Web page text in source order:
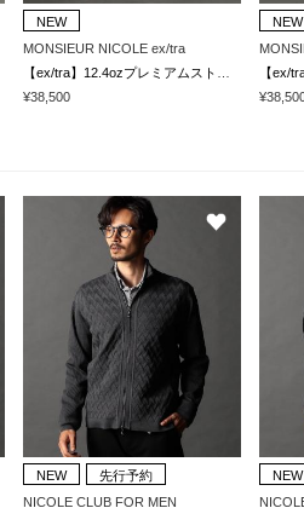
NEW
MONSIEUR NICOLE ex/tra
¥38,500
NEW
NEW
先行予約
NICOLE CLUB FOR MEN
NEW